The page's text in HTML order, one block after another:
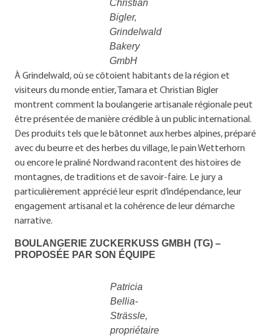
Christian
Bigler,
Grindelwald
Bakery
GmbH
À Grindelwald, où se côtoient habitants de la région et
visiteurs du monde entier, Tamara et Christian Bigler
montrent comment la boulangerie artisanale régionale peut
être présentée de manière crédible à un public international.
Des produits tels que le bâtonnet aux herbes alpines, préparé
avec du beurre et des herbes du village, le pain Wetterhorn
ou encore le praliné Nordwand racontent des histoires de
montagnes, de traditions et de savoir-faire. Le jury a
particulièrement apprécié leur esprit d’indépendance, leur
engagement artisanal et la cohérence de leur démarche
narrative.
BOULANGERIE ZUCKERKUSS GMBH (TG) –
PROPOSÉE PAR SON ÉQUIPE
Patricia
Bellia-
Strässle,
propriétaire